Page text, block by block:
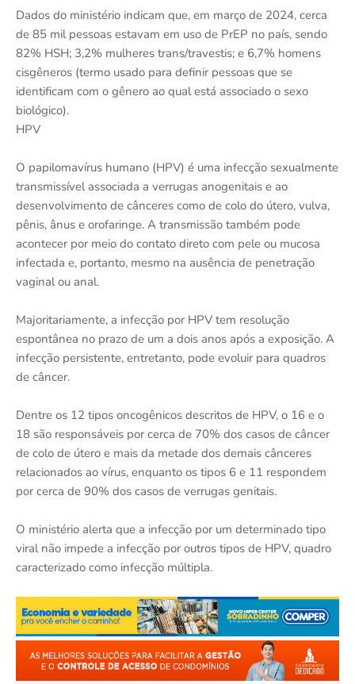
Dados do ministério indicam que, em março de 2024, cerca
de 85 mil pessoas estavam em uso de PrEP no país, sendo
82% HSH; 3,2% mulheres trans/travestis; e 6,7% homens
cisgêneros (termo usado para definir pessoas que se
identificam com o gênero ao qual está associado o sexo
biológico).
HPV
O papilomavírus humano (HPV) é uma infecção sexualmente
transmissível associada a verrugas anogenitais e ao
desenvolvimento de cânceres como de colo do útero, vulva,
pênis, ânus e orofaringe. A transmissão também pode
acontecer por meio do contato direto com pele ou mucosa
infectada e, portanto, mesmo na ausência de penetração
vaginal ou anal.
Majoritariamente, a infecção por HPV tem resolução
espontânea no prazo de um a dois anos após a exposição. A
infecção persistente, entretanto, pode evoluir para quadros
de câncer.
Dentre os 12 tipos oncogênicos descritos de HPV, o 16 e o
18 são responsáveis por cerca de 70% dos casos de câncer
de colo de útero e mais da metade dos demais cânceres
relacionados ao vírus, enquanto os tipos 6 e 11 respondem
por cerca de 90% dos casos de verrugas genitais.
O ministério alerta que a infecção por um determinado tipo
viral não impede a infecção por outros tipos de HPV, quadro
caracterizado como infecção múltipla.